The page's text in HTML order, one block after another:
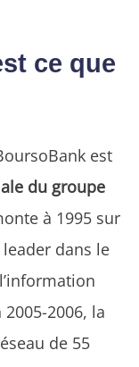
ce que
est
du groupe
à 1995 sur
dans le
2006, la
de 55